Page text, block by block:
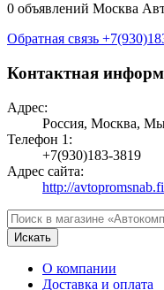
0 объявлений Москва
Обратная связь
Контактная
Адрес:
Россия, Москва,
Телефон 1:
+7(930)183-3819
Адрес сайта:
http://
Искать
О компании
Доставка и оплата